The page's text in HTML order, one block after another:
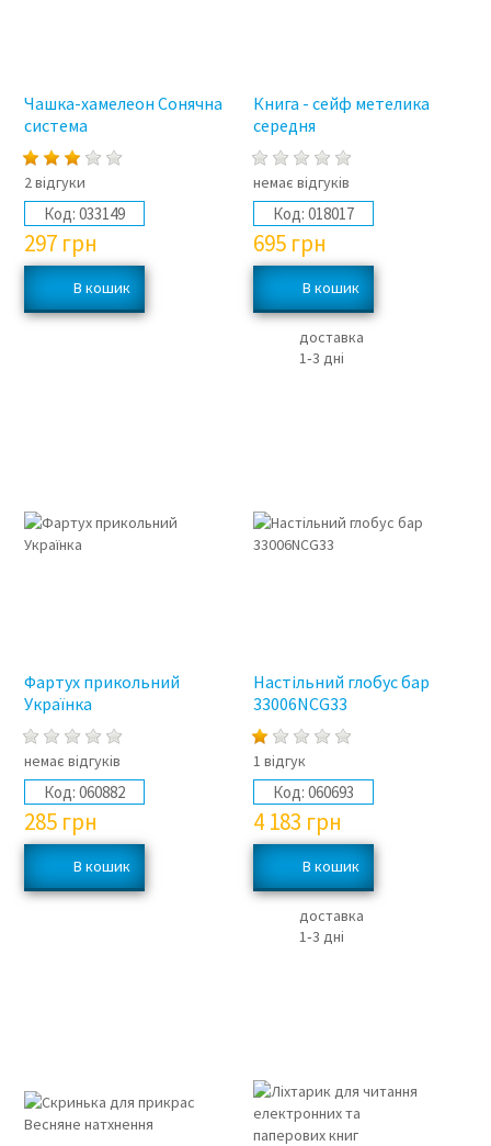
Чашка-хамелеон Сонячна
система
2 відгуки
Код: 033149
297 грн
Книга - сейф метелика
середня
немає відгуків
Код: 018017
695 грн
доставка
1‑3 дні
Фартух прикольний
Українка
немає відгуків
Код: 060882
285 грн
Настільний глобус бар
33006NCG33
1 відгук
Код: 060693
4 183 грн
доставка
1‑3 дні